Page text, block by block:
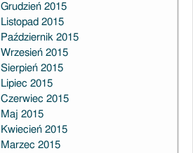
Grudzień 2015
Listopad 2015
Październik 2015
Wrzesień 2015
Sierpień 2015
Lipiec 2015
Czerwiec 2015
Maj 2015
Kwiecień 2015
Marzec 2015